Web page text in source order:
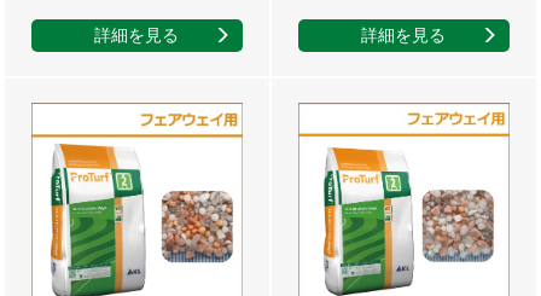
詳細を見る 詳細を見る